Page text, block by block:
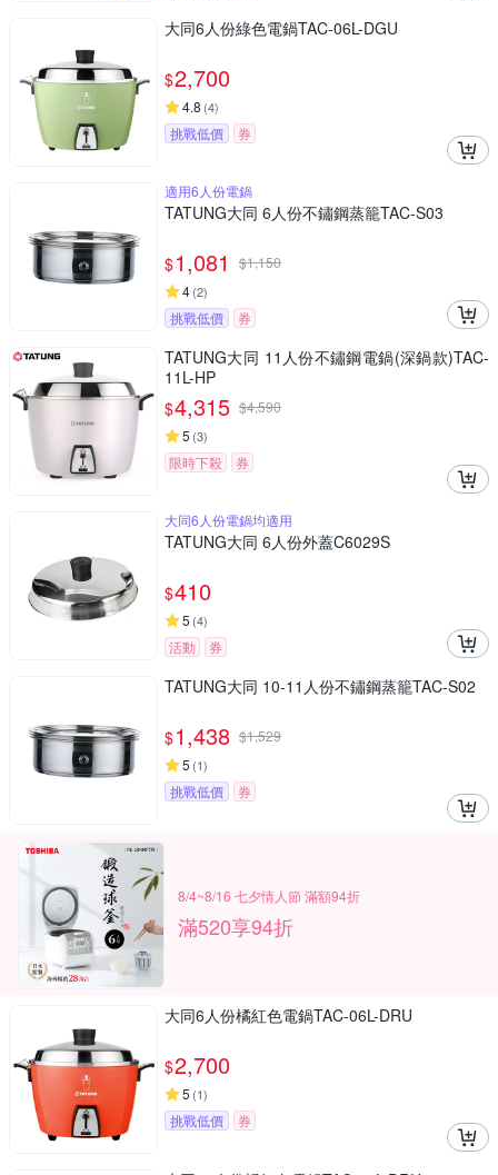
大同6人份綠色電鍋TAC-06L-DGU
$2,700
4.8 (4)
挑戰低價 券
適用6人份電鍋
TATUNG大同 6人份不鏽鋼蒸籠TAC-S03
$1,081 $1,150
4(2)
挑戰低價 券
TATUNG大同 11人份不鏽鋼電鍋(深鍋款)TAC-
11L-HP
$4,315 $4,590
5 (3)
限時下殺 券
大同6人份電鍋均適用
TATUNG大同 6人份外蓋C6029S
$410
5 (4)
活動 券
TATUNG大同 10-11人份不鏽鋼蒸籠TAC-S02
$1,438 $1,529
5 (1)
挑戰低價 券
8/4~8/16 七夕情人節 滿額94折
滿520享94折
大同6人份橘紅色電鍋TAC-06L-DRU
$2,700
5 (1)
挑戰低價 券